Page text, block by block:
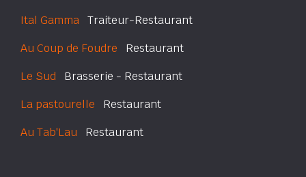
Ital Gamma Traiteur-Restaurant
Au Coup de Foudre Restaurant
Le Sud Brasserie - Restaurant
La pastourelle Restaurant
Au Tab'Lau Restaurant